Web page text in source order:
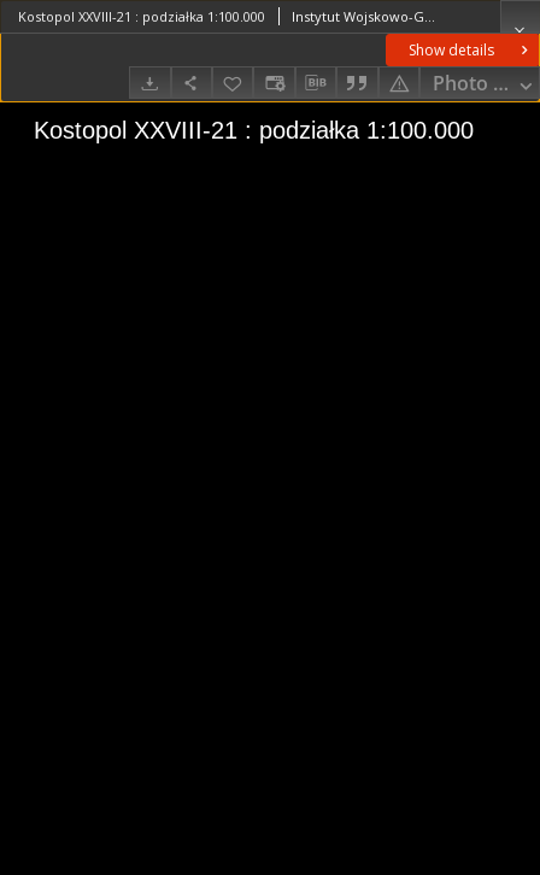
Show details
Photo
Kostopol XXVIII-21 : podziałka 1:100.000 Instytut Wojskowo-Geograficzny (Warszawa). Wydawca. Drukarz